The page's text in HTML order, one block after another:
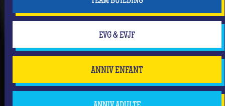
EVG & EVJF
ANNIV ENFANT